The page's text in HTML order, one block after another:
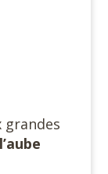
grandes